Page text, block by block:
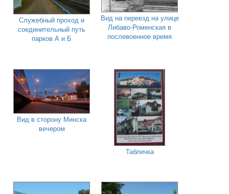
Служебный проход и
соединительный путь
парков А и Б
Вид на переезд на улице
Либаво-Роменская в
послевоенное время
Вид в сторону Минска
вечером
Табличка